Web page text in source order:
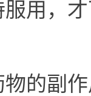
用，
的副